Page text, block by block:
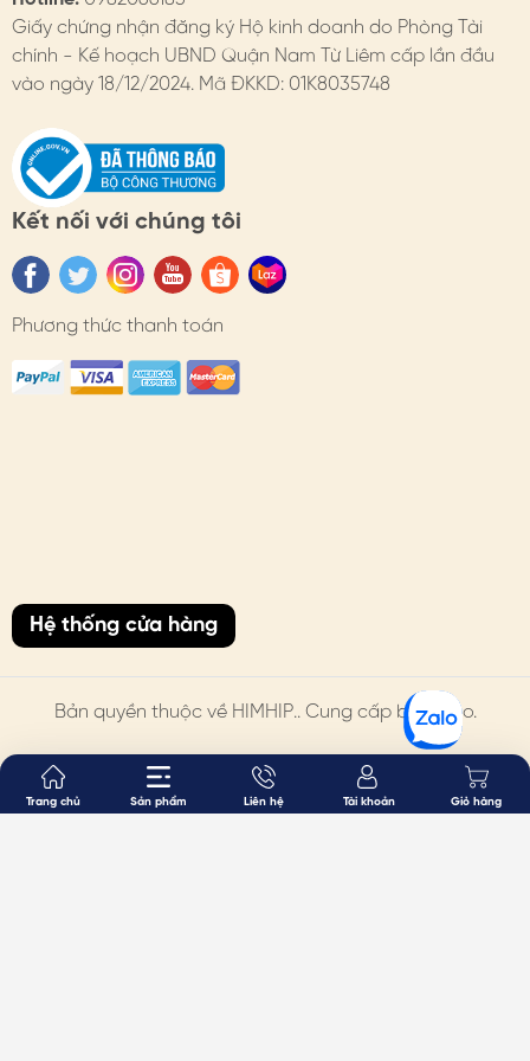
4. HIMHIP BẢO HÀNH
Chi tiết trên website
- Đổi hàng: https://himhipshop.vn/chinh-sach-doi-
hang
- Bảo hành: https://himhipshop.vn/chinh-sach-bao-
hanh
#himhip #himhipshop #phukien #quatang #thoitrang
#caikimbang #hoahong #sangtrong
Giấy chứng nhận đăng ký Hộ kinh doanh do Phòng Tài
chính - Kế hoạch UBND Quận Nam Từ Liêm cấp lần đầu
vào ngày 18/12/2024. Mã ĐKKD: 01K8035748
Kết nối với chúng tôi
Phương thức thanh toán
Hệ thống cửa hàng
Bản quyền thuộc về HIMHIP.. Cung cấp bởi Sapo.
Trang chủ Sản phẩm Liên hệ Tài khoản Giỏ hàng